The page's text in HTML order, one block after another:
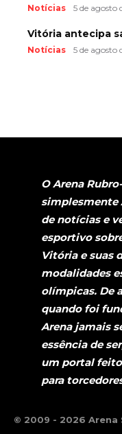
Notícias 5 de agosto
Vitória antecipa
Notícias 5 de agosto
O Arena
simplesmente
de notícias e
esportivo
Vitória e suas
modalidades
olímpicas. De
quando foi
Arena jamais
essência de
um portal
para
© 2009 - 2026 Arena